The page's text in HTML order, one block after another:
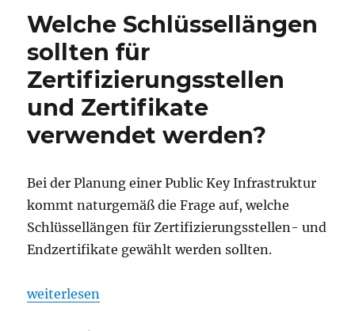
Socket
Layer
(SSL)
Zertifikatvorlage
für
Web
Server
Welche Schlüssellängen
sollten für
Zertifizierungsstellen
und Zertifikate
verwendet werden?
Bei der Planung einer Public Key Infrastruktur
kommt naturgemäß die Frage auf, welche
Schlüssellängen für Zertifizierungsstellen- und
Endzertifikate gewählt werden sollten.
„Welche Schlüssellängen sollten für
weiterlesen